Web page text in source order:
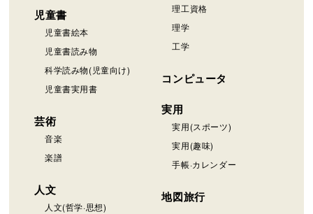
児童書
児童書絵本
児童書読み物
科学読み物(児童向け)
児童書実用書
芸術
音楽
楽譜
人文
人文(哲学·思想)
理工資格
理学
工学
コンピュータ
実用
実用(スポーツ)
実用(趣味)
手帳·カレンダー
地図旅行